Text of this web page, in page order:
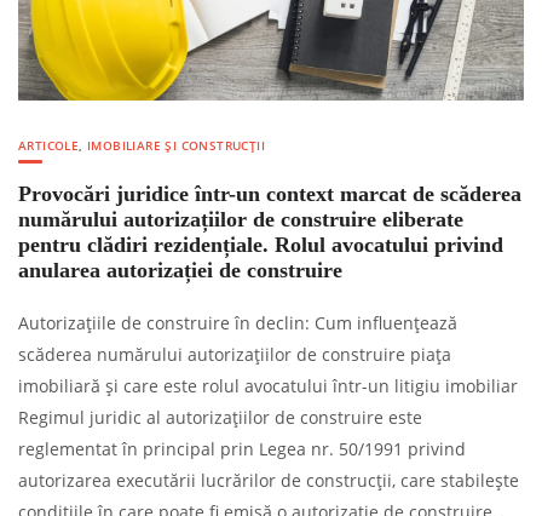
ARTICOLE, IMOBILIARE ȘI CONSTRUCȚII
Provocări juridice într-un context marcat de scăderea
numărului autorizațiilor de construire eliberate
pentru clădiri rezidențiale. Rolul avocatului privind
anularea autorizației de construire
Autorizațiile de construire în declin: Cum influențează
scăderea numărului autorizațiilor de construire piața
imobiliară și care este rolul avocatului într-un litigiu imobiliar
Regimul juridic al autorizațiilor de construire este
reglementat în principal prin Legea nr. 50/1991 privind
autorizarea executării lucrărilor de construcții, care stabilește